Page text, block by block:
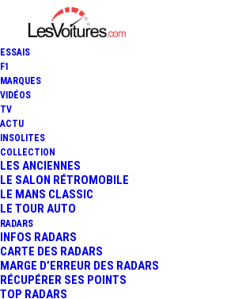
ESSAIS
F1
MARQUES
VIDÉOS
TV
ACTU
INSOLITES
COLLECTION
LES ANCIENNES
LE SALON RÉTROMOBILE
LE MANS CLASSIC
LE TOUR AUTO
RADARS
INFOS RADARS
CARTE DES RADARS
MARGE D’ERREUR DES RADARS
RÉCUPÉRER SES POINTS
TOP RADARS
PROGRAMME
2 Minutes